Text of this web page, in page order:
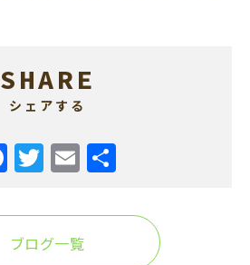
SHARE
シェアする
ブログ一覧